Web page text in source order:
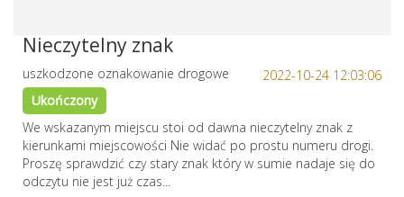
Nieczytelny znak
2022-10-24 12:03:06
uszkodzone oznakowanie drogowe
Ukończony
We wskazanym miejscu stoi od dawna nieczytelny znak z
kierunkami miejscowości Nie widać po prostu numeru drogi.
Proszę sprawdzić czy stary znak który w sumie nadaje się do
odczytu nie jest już czas...